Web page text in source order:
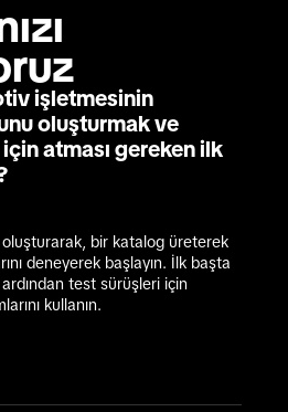
işletmesinin
oluşturmak ve
atması gereken ilk
oluşturarak, bir katalog üreterek
deneyerek başlayın. İlk başta
test sürüşleri için
kullanın.